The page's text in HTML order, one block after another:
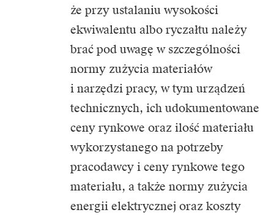
że przy ustalaniu wysokości
ekwiwalentu albo ryczałtu należy
brać pod uwagę w szczególności
normy zużycia materiałów
i narzędzi pracy, w tym urządzeń
technicznych, ich udokumentowane
ceny rynkowe oraz ilość materiału
wykorzystanego na potrzeby
pracodawcy i ceny rynkowe tego
materiału, a także normy zużycia
energii elektrycznej oraz koszty